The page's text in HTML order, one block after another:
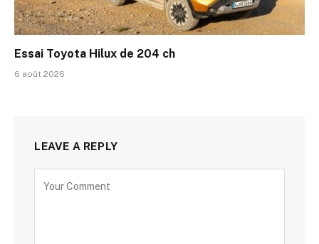
Essai Toyota Hilux de 204 ch
6 août 2026
LEAVE A REPLY